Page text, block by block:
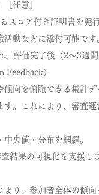
任意］
コア付き証明書を発行
動などに添付可能です
評価完了後（2〜3週
Feedback）
向を俯瞰できる集計デ
。これにより、審査
央値・分布を網羅。
結果の可視化を支援し
り、参加者全体の傾向